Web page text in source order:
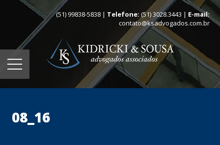
(51) 99838-5838 | Telefone: (51) 3028.3443 | E-mail:
contato@ksadvogados.com.br
08_16